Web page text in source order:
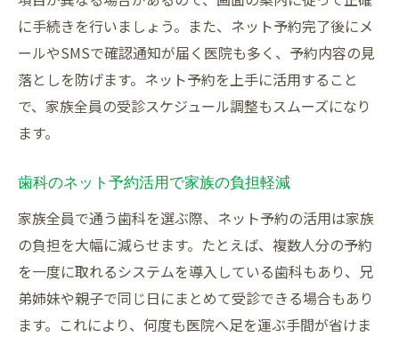
に手続きを行いましょう。また、ネット予約完了後にメ
ールやSMSで確認通知が届く医院も多く、予約内容の見
落としを防げます。ネット予約を上手に活用すること
で、家族全員の受診スケジュール調整もスムーズになり
ます。
歯科のネット予約活用で家族の負担軽減
家族全員で通う歯科を選ぶ際、ネット予約の活用は家族
の負担を大幅に減らせます。たとえば、複数人分の予約
を一度に取れるシステムを導入している歯科もあり、兄
弟姉妹や親子で同じ日にまとめて受診できる場合もあり
ます。これにより、何度も医院へ足を運ぶ手間が省けま